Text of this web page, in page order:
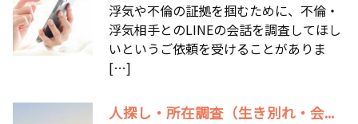
浮気や不倫の証拠を掴むために、不倫・
浮気相手とのLINEの会話を調査してほし
いというご依頼を受けることがありま
[…]
人探し・所在調査（生き別れ・会...